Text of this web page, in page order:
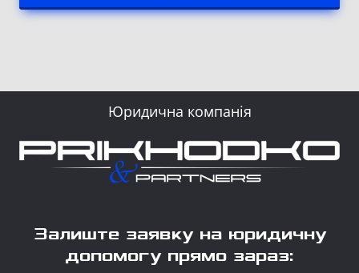
Юридична компанія
Залиште заявку на юридичну
допомогу прямо зараз: